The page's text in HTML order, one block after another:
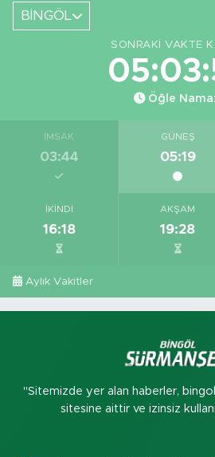
BİNGÖL
SONRAKI VAKTE
Öğle
İMSAK
03:44
GÜNEŞ
05:19
İKINDI
16:18
AKŞAM
19:28
Aylık Vakitler
"Sitemizde yer alan haberler,
sitesine aittir ve izinsiz